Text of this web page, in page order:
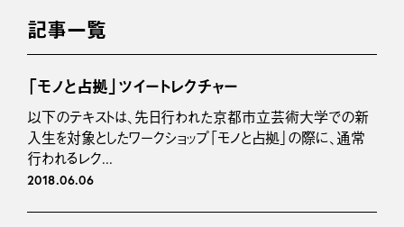
記事一覧
「モノと占拠」ツイートレクチャー
以下のテキストは、先日行われた京都市立芸術大学での新
入生を対象としたワークショップ「モノと占拠」の際に、通常
行われるレク...
2018.06.06